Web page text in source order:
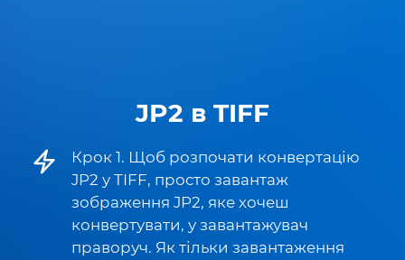
JP2 в TIFF
Крок 1. Щоб розпочати конвертацію
JP2 у TIFF, просто завантаж
зображення JP2, яке хочеш
конвертувати, у завантажувач
праворуч. Як тільки завантаження